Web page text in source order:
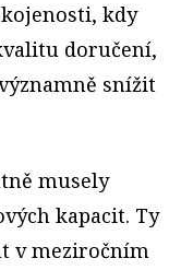
kdy
doručení,
snížit
musely
kapacit. Ty
v meziročním